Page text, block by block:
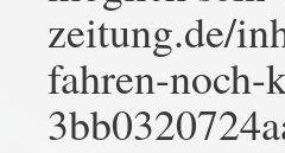
zeitung.de/
fahren-noch-